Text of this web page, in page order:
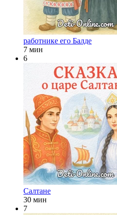
работнике его Балде
7 мин
6
Салтане
30 мин
7